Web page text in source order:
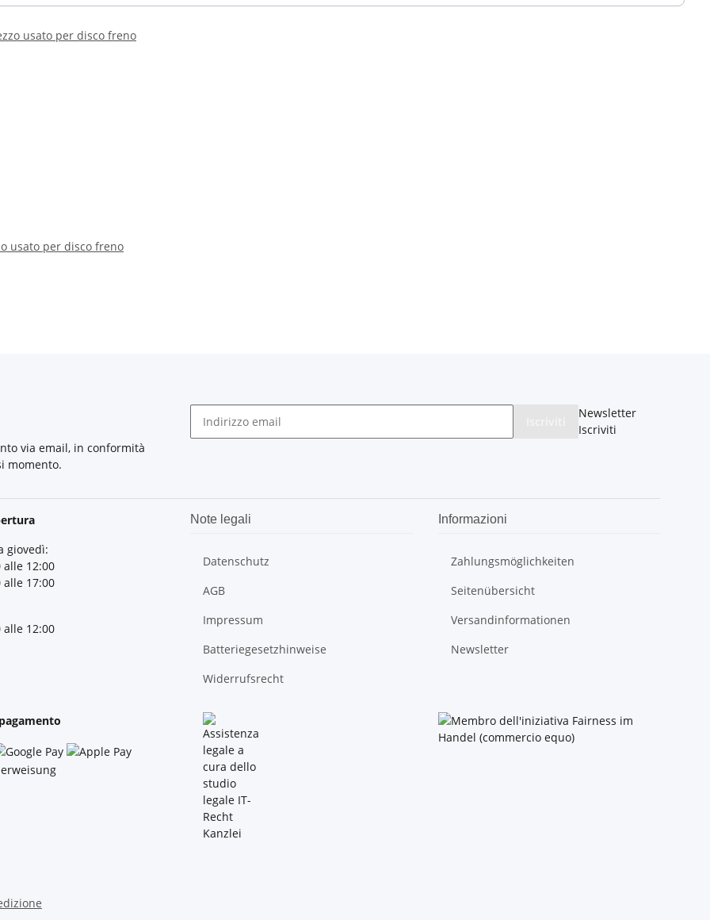
usato per disco freno
via email, in conformità
momento.
Newsletter
Iscriviti
giovedì:
alle 12:00
alle 17:00
alle 12:00
Note legali
Datenschutz
AGB
Impressum
Batteriegesetzhinweise
Widerrufsrecht
Informazioni
Zahlungsmöglichkeiten
Seitenübersicht
Versandinformationen
Newsletter